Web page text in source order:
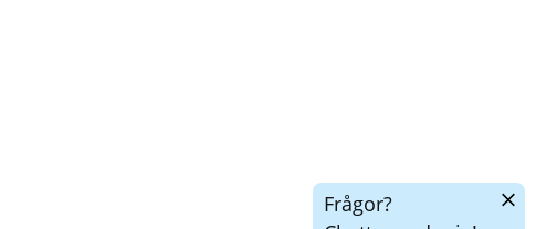
Frågor?
Dölj